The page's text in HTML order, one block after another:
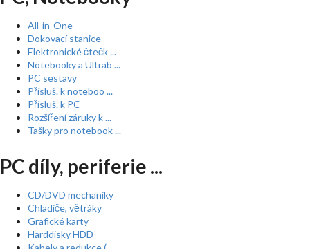
All-in-One
Dokovací stanice
Elektronické čtečk ...
Notebooky a Ultrab ...
PC sestavy
Přísluš. k noteboo ...
Přísluš. k PC
Rozšíření záruky k ...
Tašky pro notebook ...
PC díly, periferie ...
CD/DVD mechaniky
Chladiče, větráky
Grafické karty
Harddisky HDD